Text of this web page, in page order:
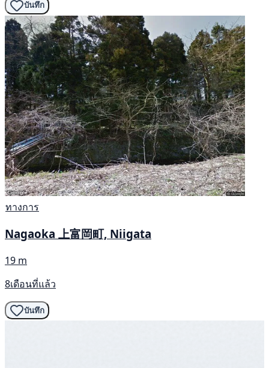
บันทึก
ทางการ
Nagaoka 上富岡町, Niigata
19 m
8เดือนที่แล้ว
บันทึก